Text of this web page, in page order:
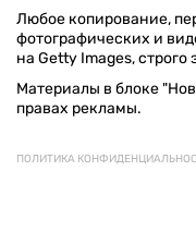
Любое копирование,
фотографических и
на Getty Images, строго
Материалы в блоке
правах рекламы.
ПОЛИТИКА
© 1994–2026 «ЗЕРКАЛО